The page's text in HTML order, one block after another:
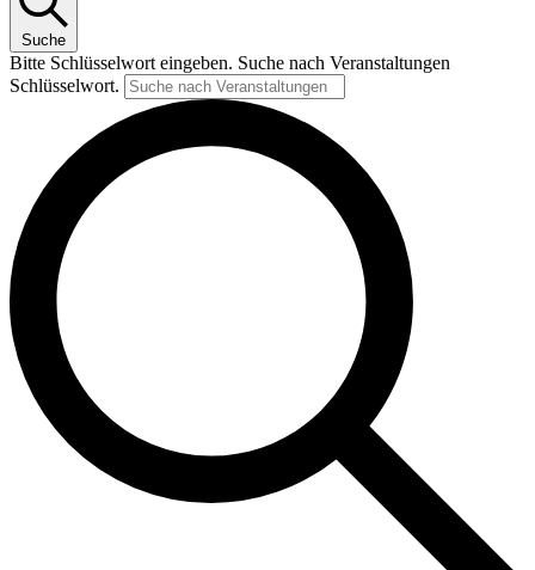
Suche
Bitte Schlüsselwort eingeben. Suche nach Veranstaltungen
Schlüsselwort.